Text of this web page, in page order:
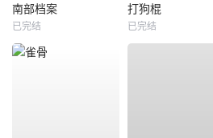
南部档案
已完结
打狗棍
已完结